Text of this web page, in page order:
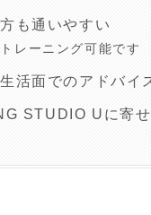
も通いやすい
レーニング可能です
活面でのアドバイ
STUDIO Uに寄